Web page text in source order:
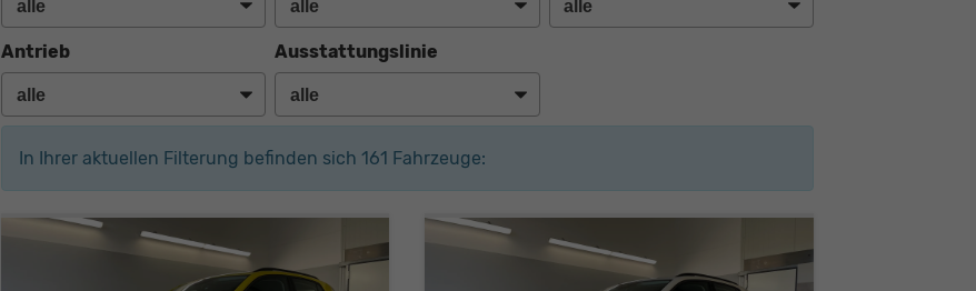
Antrieb Ausstattungslinie
In Ihrer aktuellen Filterung befinden sich 161 Fahrzeuge: